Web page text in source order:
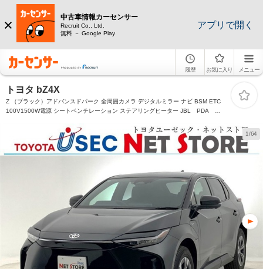
中古車情報カーセンサー
Recruit Co., Ltd.
無料 － Google Play
アプリで開く
履歴 お気に入り メニュー
トヨタ bZ4X
Z （ブラック）アドバンスドパーク 全周囲カメラ デジタルミラー ナビ BSM ETC
100V1500W電源 シートベンチレーション ステアリングヒーター JBL PDA
1/64